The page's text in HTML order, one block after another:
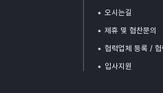
오시는길
제휴 및 협찬문의
협력업체 등록 /
입사지원